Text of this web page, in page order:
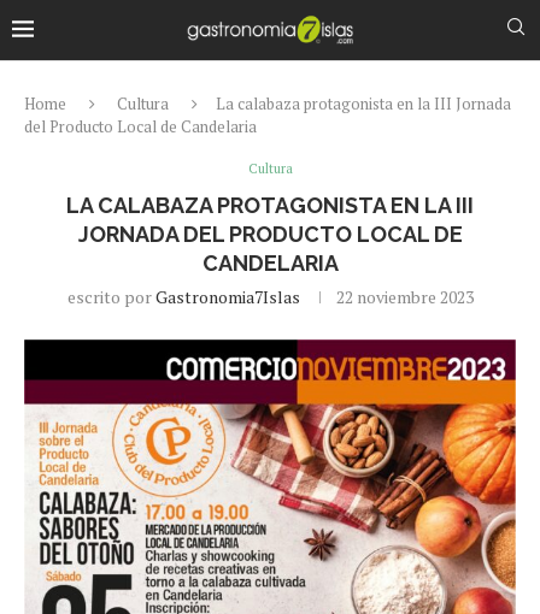
Home Cultura
La calabaza protagonista en la III Jornada
del Producto Local de Candelaria
Cultura
LA CALABAZA PROTAGONISTA EN LA III
JORNADA DEL PRODUCTO LOCAL DE
CANDELARIA
escrito porGastronomia7Islas 22 noviembre 2023